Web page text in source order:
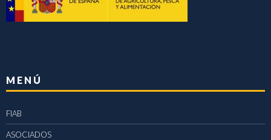
MENÚ
FIAB
ASOCIADOS